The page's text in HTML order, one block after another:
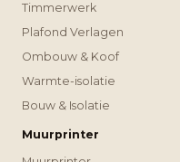
Timmerwerk
Plafond Verlagen
Ombouw & Koof
Warmte-isolatie
Bouw & Isolatie
Muurprinter